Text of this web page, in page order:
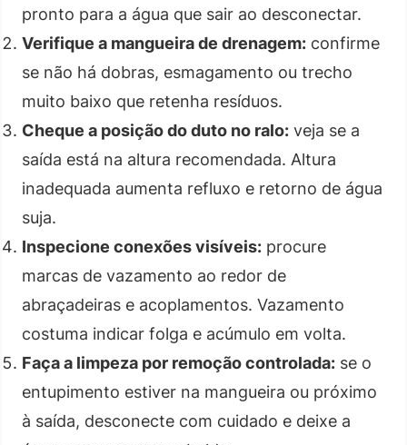
pronto para a água que sair ao desconectar.
Verifique a mangueira de drenagem: confirme
se não há dobras, esmagamento ou trecho
muito baixo que retenha resíduos.
Cheque a posição do duto no ralo: veja se a
saída está na altura recomendada. Altura
inadequada aumenta refluxo e retorno de água
suja.
Inspecione conexões visíveis: procure
marcas de vazamento ao redor de
abraçadeiras e acoplamentos. Vazamento
costuma indicar folga e acúmulo em volta.
Faça a limpeza por remoção controlada: se o
entupimento estiver na mangueira ou próximo
à saída, desconecte com cuidado e deixe a